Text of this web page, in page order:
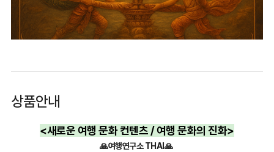
상품안내
<새로운 여행 문화 컨텐츠 / 여행 문화의 진화>
🙏여행연구소 THAI🙏